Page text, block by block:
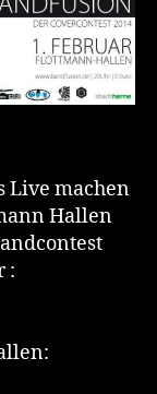
Live machen
Hallen
: